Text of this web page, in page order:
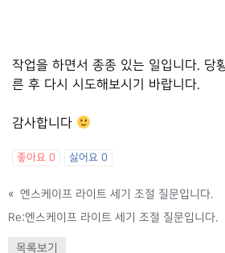
작업을 하면서 종종 있는 일입니다. 당
른 후 다시 시도해보시기 바랍니다.
감사합니다
좋아요 0 싫어요 0
« 엔스케이프 라이트 세기 조절 질문입니다.
Re:엔스케이프 라이트 세기 조절 질문입니다.
목록보기